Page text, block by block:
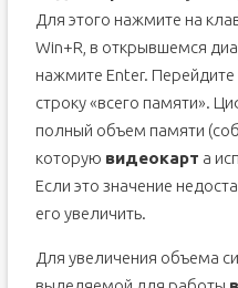
Для этого нажмите на
Win+R, в открывшемся
нажмите Enter. Перейдите
строку «всего памяти».
полный объем памяти
которую видеокарт а
Если это значение
его увеличить.
Для увеличения объема